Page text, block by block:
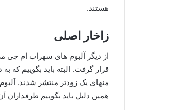
هستند.
زاخار اصلی
قرار گرفت. البته باید بگوییم که
منهای یک زودتر منتشر شدند.
همین دلیل باید بگوییم طرفداران